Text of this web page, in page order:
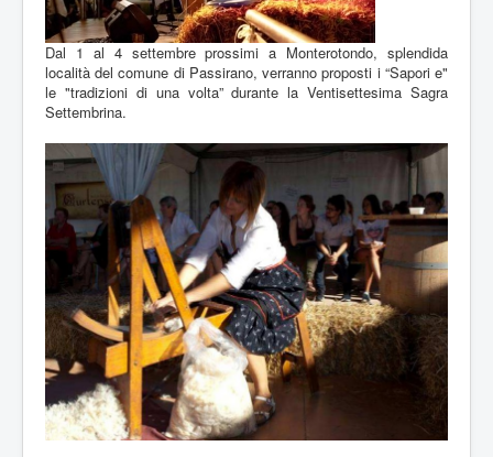
Dal 1 al 4 settembre prossimi a Monterotondo, splendida
località del comune di Passirano, verranno proposti i “Sapori e"
le "tradizioni di una volta” durante la Ventisettesima Sagra
Settembrina.